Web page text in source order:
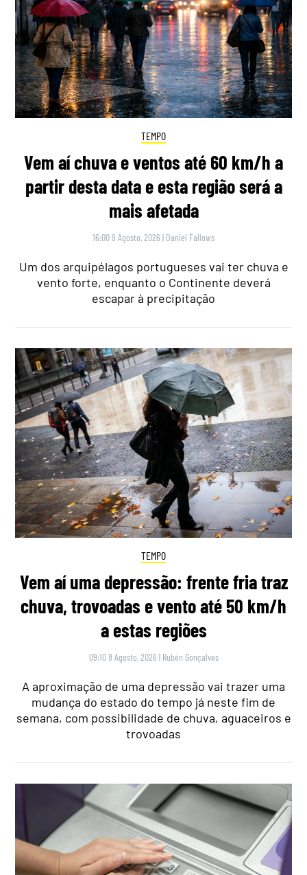
TEMPO
Vem aí chuva e ventos até 60 km/h a
partir desta data e esta região será a
mais afetada
16:00 9 Agosto, 2026 | Daniel Fallows
Um dos arquipélagos portugueses vai ter chuva e
vento forte, enquanto o Continente deverá
escapar à precipitação
TEMPO
Vem aí uma depressão: frente fria traz
chuva, trovoadas e vento até 50 km/h
a estas regiões
09:10 8 Agosto, 2026 | Rubén Gonçalves
A aproximação de uma depressão vai trazer uma
mudança do estado do tempo já neste fim de
semana, com possibilidade de chuva, aguaceiros e
trovoadas